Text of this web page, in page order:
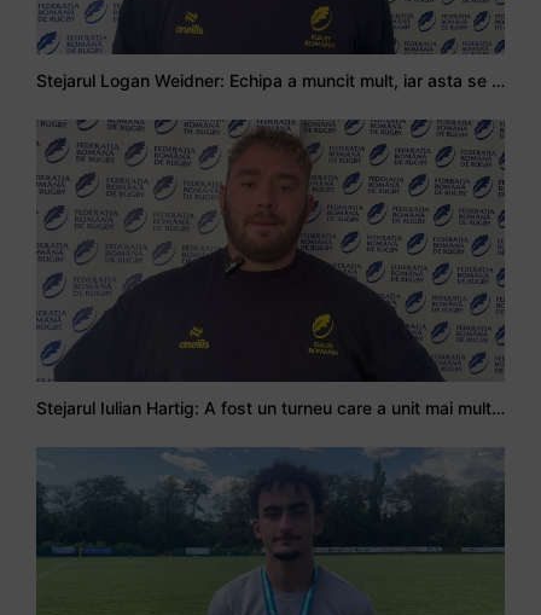
Stejarul Logan Weidner: Echipa a muncit mult, iar asta se va vedea în meciurile de la Nations Cup
Stejarul Iulian Hartig: A fost un turneu care a unit mai mult echipa